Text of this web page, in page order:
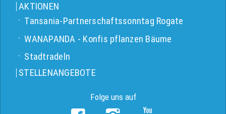
AKTIONEN
Tansania-Partnerschaftssonntag Rogate
WANAPANDA - Konfis pflanzen Bäume
Stadtradeln
STELLENANGEBOTE
Folge uns auf